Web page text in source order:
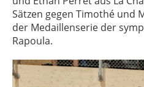
Sätzen gegen Timothé und
der Medaillenserie der
Rapoula.